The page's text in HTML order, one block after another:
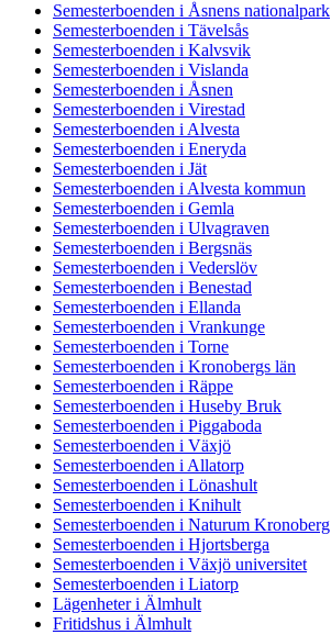
Semesterboenden i Åsnens nationalpark
Semesterboenden i Tävelsås
Semesterboenden i Kalvsvik
Semesterboenden i Vislanda
Semesterboenden i Åsnen
Semesterboenden i Virestad
Semesterboenden i Alvesta
Semesterboenden i Eneryda
Semesterboenden i Jät
Semesterboenden i Alvesta kommun
Semesterboenden i Gemla
Semesterboenden i Ulvagraven
Semesterboenden i Bergsnäs
Semesterboenden i Vederslöv
Semesterboenden i Benestad
Semesterboenden i Ellanda
Semesterboenden i Vrankunge
Semesterboenden i Torne
Semesterboenden i Kronobergs län
Semesterboenden i Räppe
Semesterboenden i Huseby Bruk
Semesterboenden i Piggaboda
Semesterboenden i Växjö
Semesterboenden i Allatorp
Semesterboenden i Lönashult
Semesterboenden i Knihult
Semesterboenden i Naturum Kronoberg
Semesterboenden i Hjortsberga
Semesterboenden i Växjö universitet
Semesterboenden i Liatorp
Lägenheter i Älmhult
Fritidshus i Älmhult